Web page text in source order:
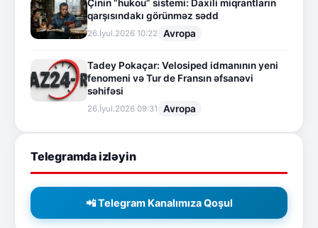
Çinin “hukou” sistemi: Daxili miqrantların
qarşısındakı görünməz sədd
26.İyul.2026 10:22 Avropa
Tadey Pokaçar: Velosiped idmanının yeni
fenomeni və Tur de Fransın əfsanəvi
səhifəsi
26.İyul.2026 09:31 Avropa
Telegramda izləyin
📲 Telegram Kanalımıza Qoşul